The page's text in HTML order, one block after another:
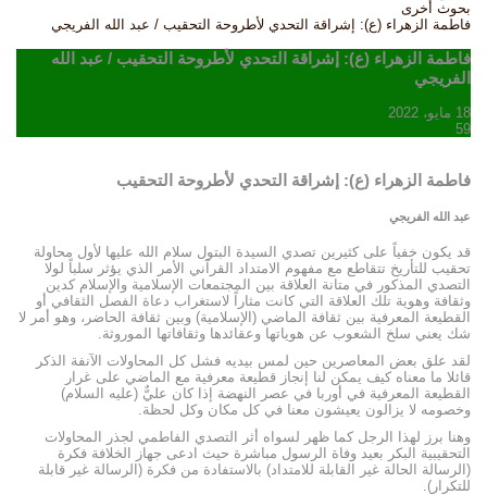
بحوث أخرى
فاطمة الزهراء (ع): إشراقة التحدي لأطروحة التحقيب / عبد الله الفريجي
فاطمة الزهراء (ع): إشراقة التحدي لأطروحة التحقيب / عبد الله
الفريجي
18 مايو، 2022
59
فاطمة الزهراء (ع): إشراقة التحدي لأطروحة التحقيب
عبد الله الفريجي
قد يكون خفياً على كثيرين تصدي السيدة البتول سلام الله عليها لأول محاولة
تحقيب للتأريخ تتقاطع مع مفهوم الامتداد القرآني الأمر الذي يؤثر سلباً لولا
التصدي المذكور في متانة العلاقة بين المجتمعات الإسلامية والإسلام كدين
وثقافة وهوية تلك العلاقة التي كانت مثاراً لاستغراب دعاة الفصل الثقافي أو
القطيعة المعرفية بين ثقافة الماضي (الإسلامية) وبين ثقافة الحاضر، وهو أمر لا
شك يعني سلخ الشعوب عن هوياتها وعقائدها وثقافاتها الموروثة.
لقد علق بعض المعاصرين حين لمس بيديه فشل كل المحاولات الآنفة الذكر
قائلا ما معناه كيف يمكن لنا إنجاز قطيعة معرفية مع الماضي على غرار
القطيعة المعرفية في أوربا في عصر النهضة إذا كان عليٌّ (عليه السلام)
وخصومه لا يزالون يعيشون معنا في كل مكان وكل لحظة.
وهنا برز لهذا الرجل كما ظهر لسواه أثر التصدي الفاطمي لجذر المحاولات
التحقيبية البكر بعيد وفاة الرسول مباشرة حيث ادعى جهاز الخلافة فكرة
(الرسالة الحالة غير القابلة للامتداد) بالاستفادة من فكرة (الرسالة غير قابلة
للتكرار).